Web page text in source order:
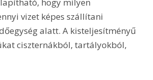
vizet képes szállítani
alatt. A kisteljesítményű
ciszternákból, tartályokból,